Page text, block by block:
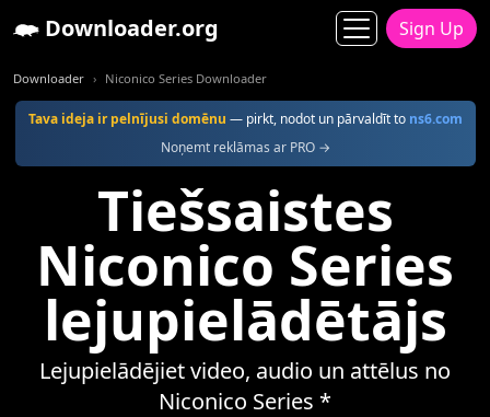
Downloader.org Sign Up
Downloader Niconico Series Downloader
Tava ideja ir pelnījusi domēnu — pirkt, nodot un pārvaldīt to ns6.com
Noņemt reklāmas ar PRO →
Tiešsaistes
Niconico Series
lejupielādētājs
Lejupielādējiet video, audio un attēlus no
Niconico Series *